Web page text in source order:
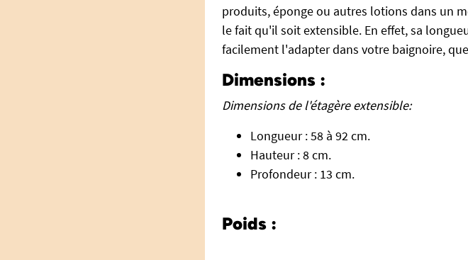
produits, éponge ou autres lotions dans un
le fait qu'il soit extensible. En effet, sa
facilement l'adapter dans votre baignoire,
Dimensions :
Dimensions de l'étagère extensible:
Longueur : 58 à 92 cm.
Hauteur : 8 cm.
Profondeur : 13 cm.
Poids :